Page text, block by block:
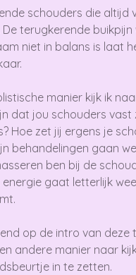
schouders die
terugkerende
niet in balans is laat
manier kijk ik
dat jou schouders
Hoe zet jij ergens je
behandelingen gaan
ben bij de
energie gaat letterlijk
op de intro van deze
andere manier naar
in te zetten.